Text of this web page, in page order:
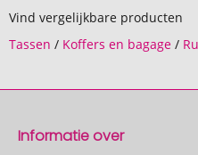
Vind vergelijkbare producten
Tassen / Koffers en bagage /
Informatie over